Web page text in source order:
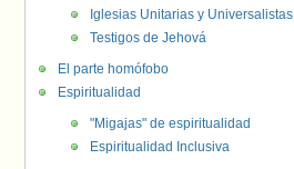
Iglesias Unitarias y Universalistas
Testigos de Jehová
El parte homófobo
Espiritualidad
"Migajas" de espiritualidad
Espiritualidad Inclusiva